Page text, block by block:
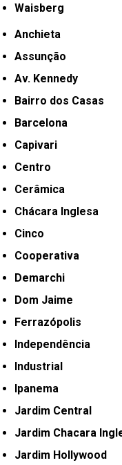
Waisberg
Anchieta
Assunção
Av. Kennedy
Bairro dos Casas
Barcelona
Capivari
Centro
Cerâmica
Chácara Inglesa
Cinco
Cooperativa
Demarchi
Dom Jaime
Ferrazópolis
Independência
Industrial
Ipanema
Jardim Central
Jardim Chacara
Jardim Hollywood